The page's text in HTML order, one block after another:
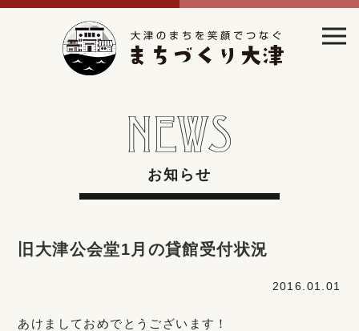
お知らせ
旧大津公会堂1月の貸館受付状況
2016.01.01
あけましておめでとうございます！